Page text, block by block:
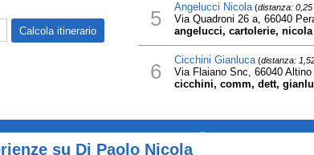
5 Angelucci Nicola(distanza: 0,25
Via Quadroni 26 a, 66040
angelucci, cartolerie, nicola
6 Cicchini Gianluca(distanza:
Via Flaiano Snc, 66040 Altino
cicchini, comm, dett,
su Di Paolo Nicola